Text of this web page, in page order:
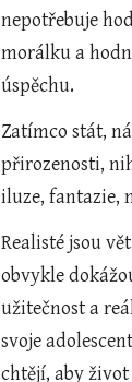
nepotřebuje
morálku a
úspěchu.
Zatímco stát,
přirozenosti,
iluze, fantazie,
Realisté jsou
obvykle
užitečnost a
svoje
chtějí, aby